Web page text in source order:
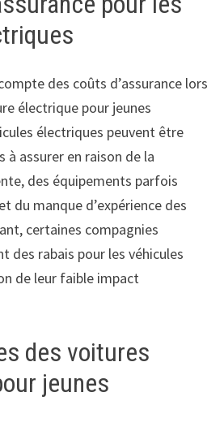
des coûts d’assurance lors
électrique pour jeunes
électriques peuvent être
à assurer en raison de la
des équipements parfois
du manque d’expérience des
certaines compagnies
des rabais pour les véhicules
de leur faible impact
des voitures
jeunes